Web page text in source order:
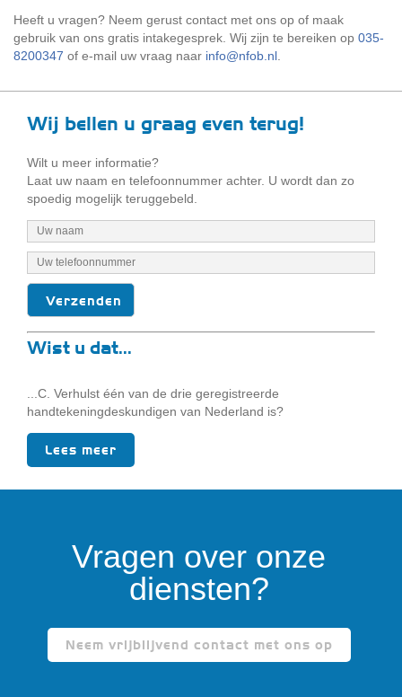
Heeft u vragen? Neem gerust contact met ons op of maak
gebruik van ons gratis intakegesprek. Wij zijn te bereiken op 035-
8200347 of e-mail uw vraag naar info@nfob.nl.
Wij bellen u graag even terug!
Wilt u meer informatie?
Laat uw naam en telefoonnummer achter. U wordt dan zo
spoedig mogelijk teruggebeld.
Wist u dat...
...C. Verhulst één van de drie geregistreerde
handtekeningdeskundigen van Nederland is?
Lees meer
Vragen over onze
diensten?
Neem vrijblijvend contact met ons op